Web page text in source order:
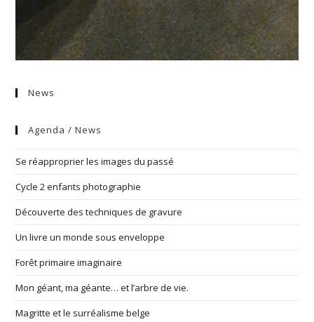
News
Agenda / News
Se réapproprier les images du passé
Cycle 2 enfants photographie
Découverte des techniques de gravure
Un livre un monde sous enveloppe
Forêt primaire imaginaire
Mon géant, ma géante… et l’arbre de vie.
Magritte et le surréalisme belge